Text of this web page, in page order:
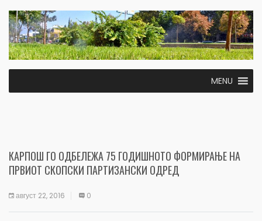
MENU
КАРПОШ ГО ОДБЕЛЕЖА 75 ГОДИШНОТО ФОРМИРАЊЕ НА
ПРВИОТ СКОПСКИ ПАРТИЗАНСКИ ОДРЕД
август 22, 2016 0